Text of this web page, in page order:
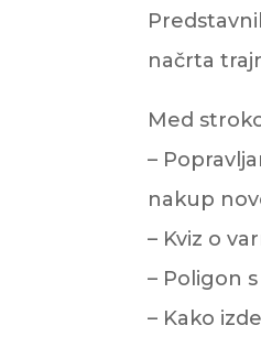
načrta
Med
–
nakup
– Kviz o
– Poligon
– Kako